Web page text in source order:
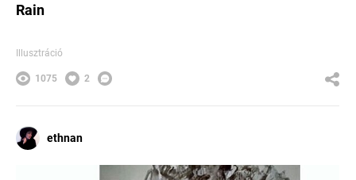
Rain
Illusztráció
1075 2
ethnan